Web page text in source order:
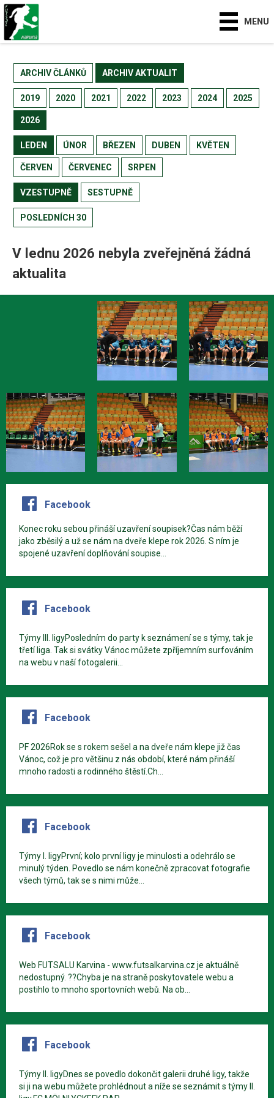
MENU
ARCHIV ČLÁNKŮ ARCHIV AKTUALIT
2019 2020 2021 2022 2023 2024 2025
2026
LEDEN ÚNOR BŘEZEN DUBEN KVĚTEN
ČERVEN ČERVENEC SRPEN
VZESTUPNĚ SESTUPNĚ
POSLEDNÍCH 30
V lednu 2026 nebyla zveřejněná žádná
aktualita
Facebook
Konec roku sebou přináší uzavření soupisek?Čas nám běží
jako zběsilý a už se nám na dveře klepe rok 2026. S ním je
spojené uzavření doplňování soupise...
Facebook
Týmy III. ligyPosledním do party k seznámení se s týmy, tak je
třetí liga. Tak si svátky Vánoc můžete zpříjemním surfováním
na webu v naší fotogalerii...
Facebook
PF 2026Rok se s rokem sešel a na dveře nám klepe již čas
Vánoc, což je pro většinu z nás období, které nám přináší
mnoho radosti a rodinného štěstí.Ch...
Facebook
Týmy I. ligyPrvní; kolo první ligy je minulosti a odehrálo se
minulý týden. Povedlo se nám konečně zpracovat fotografie
všech týmů, tak se s nimi může...
Facebook
Web FUTSALU Karvina - www.futsalkarvina.cz je aktuálně
nedostupný. ??Chyba je na straně poskytovatele webu a
postihlo to mnoho sportovních webů. Na ob...
Facebook
Týmy II. ligyDnes se povedlo dokončit galerii druhé ligy, takže
si ji na webu můžete prohlédnout a níže se seznámit s týmy II.